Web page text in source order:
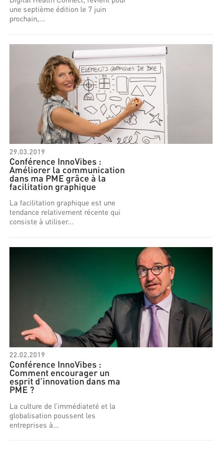
une septième édition le 7 juin
prochain,...
29.03.2019
Conférence InnoVibes :
Améliorer la communication
dans ma PME grâce à la
facilitation graphique
La facilitation graphique est une
tendance relativement récente qui
consiste à utiliser...
22.02.2019
Conférence InnoVibes :
Comment encourager un
esprit d’innovation dans ma
PME ?
La culture de l’immédiateté et la
globalisation poussent les
entreprises à...